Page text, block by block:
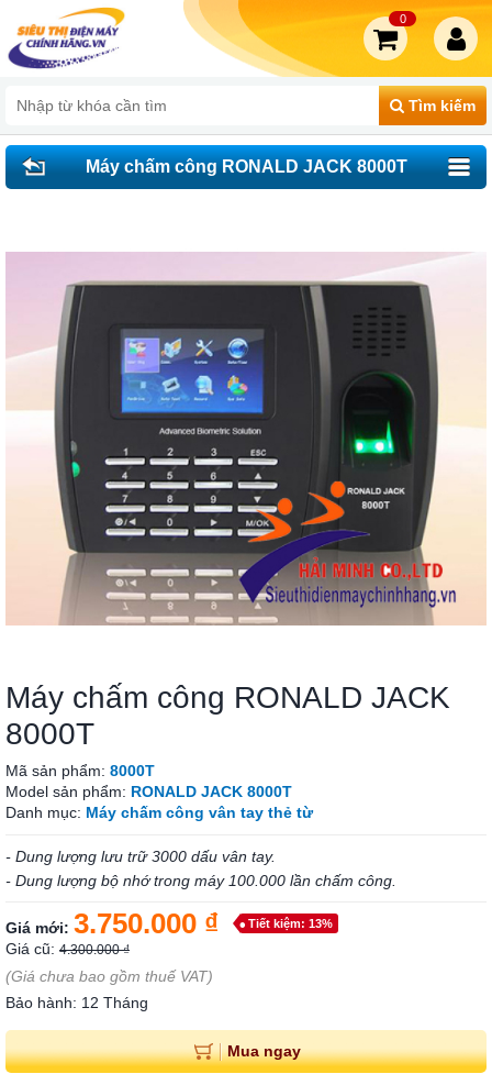
Tìm kiếm
0
Máy chấm công RONALD JACK 8000T
Máy chấm công RONALD JACK
8000T
Mã sản phẩm: 8000T
Model sản phẩm: RONALD JACK 8000T
Danh mục: Máy chấm công vân tay thẻ từ
- Dung lượng lưu trữ 3000 dấu vân tay.
- Dung lượng bộ nhớ trong máy 100.000 lần chấm công.
Giá mới: 3.750.000 ₫ Tiết kiệm: 13%
Giá cũ: 4.300.000 ₫
(Giá chưa bao gồm thuế VAT)
Bảo hành: 12 Tháng
Mua ngay